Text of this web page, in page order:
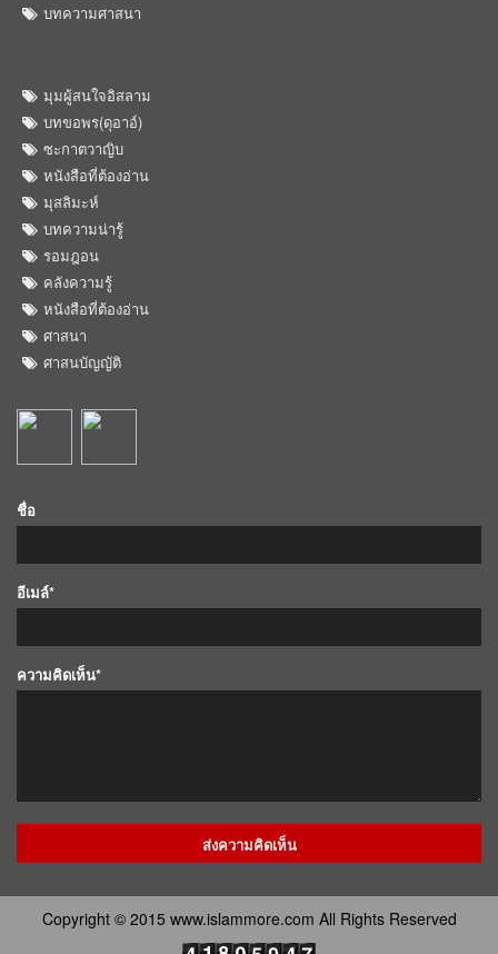
บทความศาสนา
มุมผู้สนใจอิสลาม
บทขอพร(ดุอาอ์)
ซะกาตวาญิบ
หนังสือที่ต้องอ่าน
มุสลิมะห์
บทความน่ารู้
รอมฎอน
คลังความรู้
หนังสือที่ต้องอ่าน
ศาสนา
ศาสนบัญญัติ
ชื่อ
อีเมล์*
ความคิดเห็น*
Copyright © 2015 www.islammore.com All Rights Reserved